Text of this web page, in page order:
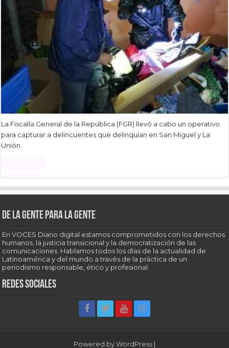
La Fiscalía General de la República (FGR) llevó a cabo un operativo
para capturar a delincuentes que delinquían en San Miguel y La
Unión.
De la gente para la gente
En VOCES Diario digital estamos comprometidos con los derechos
humanos, la justicia transicional y la democratización de las
comunicaciones. Hablamos todos los días de la actualidad de
Latinoamérica y del mundo a través de la práctica de un
periodismo responsable, ético y profesional.
Redes sociales
Powered byWordPress |